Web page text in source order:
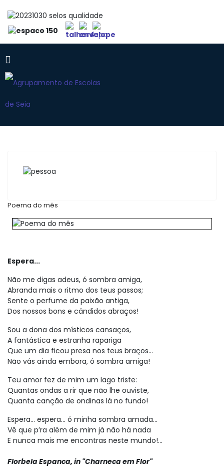
Poema do mês
Espera...
Não me digas adeus, ó sombra amiga,
Abranda mais o ritmo dos teus passos;
Sente o perfume da paixão antiga,
Dos nossos bons e cândidos abraços!
Sou a dona dos místicos cansaços,
A fantástica e estranha rapariga
Que um dia ficou presa nos teus braços...
Não vás ainda embora, ó sombra amiga!
Teu amor fez de mim um lago triste:
Quantas ondas a rir que não lhe ouviste,
Quanta canção de ondinas lá no fundo!
Espera... espera... ó minha sombra amada...
Vê que p’ra além de mim já não há nada
E nunca mais me encontras neste mundo!...
Florbela Espanca, in "Charneca em Flor"